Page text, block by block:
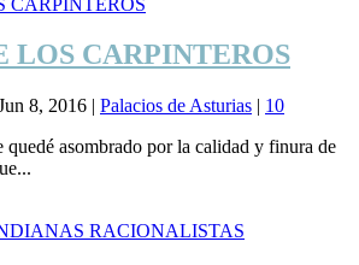
LOS CARPINTEROS
8, 2016 | Palacios de Asturias | 10
quedé asombrado por la calidad y finura de